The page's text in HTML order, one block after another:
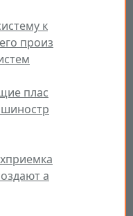
к
произ
плас
а